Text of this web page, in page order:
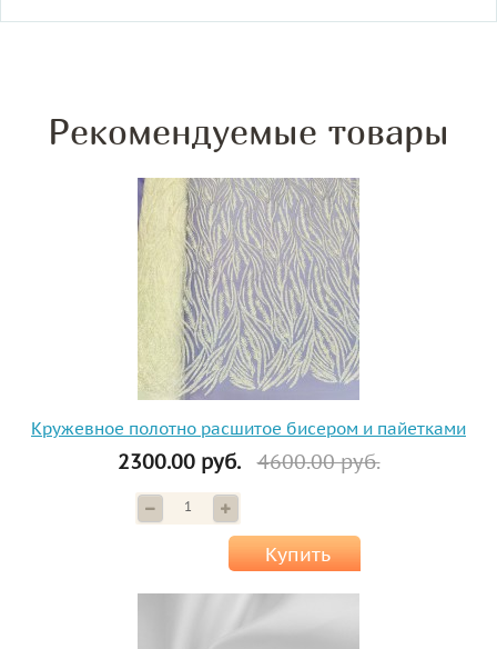
Рекомендуемые товары
Кружевное полотно расшитое бисером и пайетками
2300.00 руб. 4600.00 руб.
Купить